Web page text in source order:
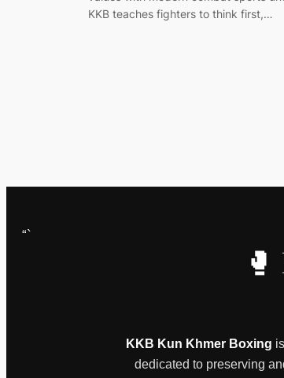
KKB teaches fighters to think first,…
“`
KKB Kun Khmer Boxing
dedicated to preserving